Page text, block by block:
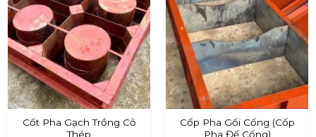
Cốt Pha Gạch Trồng Cỏ
Thép
Cốp Pha Gối Cống (Cốp
Pha Đế Cống)